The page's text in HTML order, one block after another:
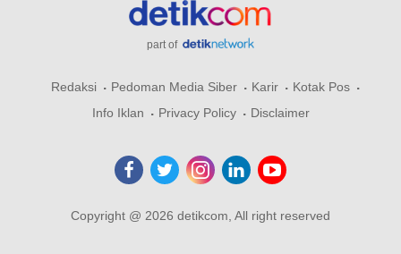
part of
Redaksi Pedoman Media Siber Karir
Kotak Pos
Info Iklan
Privacy Policy Disclaimer
Copyright @ 2026 detikcom, All right reserved